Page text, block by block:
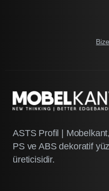
ASTS Profil |
PS ve ABS dekoratif
üreticisidir.